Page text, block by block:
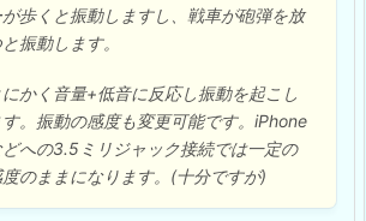
が歩くと振動しますし、戦車が砲弾を放
振動します。
にかく音量+低音に反応し振動を起こし
す。振動の感度も変更可能です。iPhone
どへの3.5ミリジャック接続では一定の
度のままになります。(十分ですが)